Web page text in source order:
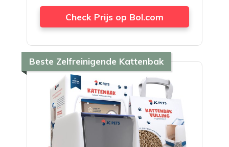
Check Prijs op Bol.com
Beste Zelfreinigende Kattenbak